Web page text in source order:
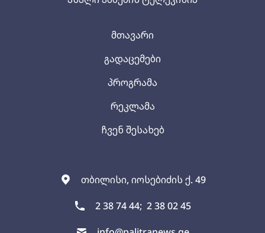
თბილისი, იოსებიძის ქ. 49
2 38 74 44; 2 38 02 45
მთავარი
გადაცემები
პროგრამა
რეკლამა
ჩვენ შესახებ